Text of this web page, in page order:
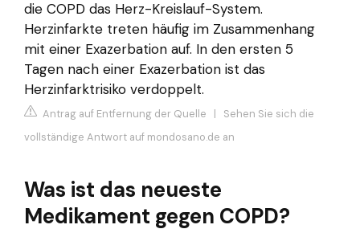
die COPD das Herz-Kreislauf-System.
Herzinfarkte treten häufig im Zusammenhang
mit einer Exazerbation auf. In den ersten 5
Tagen nach einer Exazerbation ist das
Herzinfarktrisiko verdoppelt.
Antrag auf Entfernung der Quelle | Sehen Sie sich die
vollständige Antwort auf mondosano.de an
Was ist das neueste
Medikament gegen COPD?